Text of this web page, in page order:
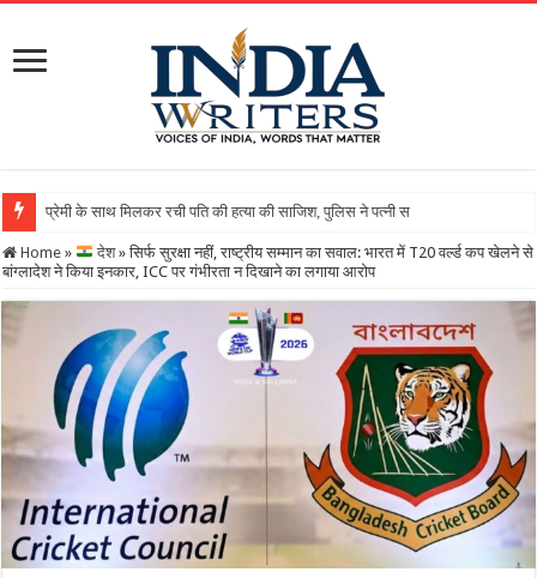
Home » देश » सिर्फ सुरक्षा नहीं, राष्ट्रीय सम्मान का सवाल: भारत में T20 वर्ल्ड कप खेलने से
बांग्लादेश ने किया इनकार, ICC पर गंभीरता न दिखाने का लगाया आरोप